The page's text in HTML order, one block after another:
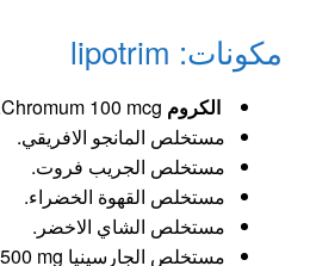
مكونات: lipotrim
الكروم Chromum 100 mcg.
مستخلص المانجو الافريقي.
مستخلص الجريب فروت.
مستخلص القهوة الخضراء.
مستخلص الشاي الاخضر.
مستخلص الجارسينيا Garcinia 500 mg.